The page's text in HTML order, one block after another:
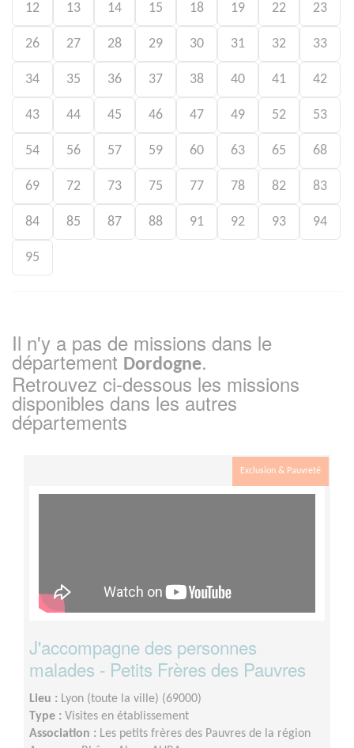
12 13 14 15 18 19 22 23
26 27 28 29 30 31 32 33
34 35 36 37 38 40 41 42
43 44 45 46 47 49 52 53
54 56 57 59 60 63 65 68
69 72 73 75 77 78 82 83
84 85 87 88 91 92 93 94
95
Il n'y a pas de missions dans le
département Dordogne.
Retrouvez ci-dessous les missions
disponibles dans les autres
départements
Exclusion & Pauvreté
J'accompagne des personnes
malades - Petits Frères des Pauvres
Lieu : Lyon (toute la ville) (69000)
Type : Visites en établissement
Association : Les petits frères des Pauvres de la région